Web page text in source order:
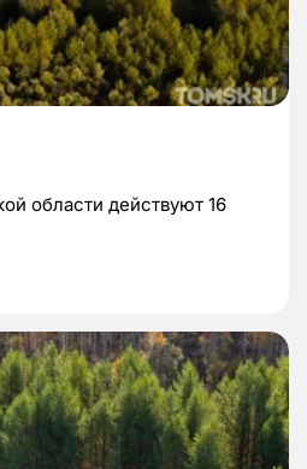
области действуют 16